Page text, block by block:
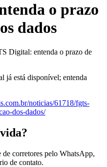
o prazo
dados
Digital: entenda o prazo de
já está disponível; entenda
noticias/61718/fgts-
dos-dados/
de corretores pelo WhatsApp,
de contato.